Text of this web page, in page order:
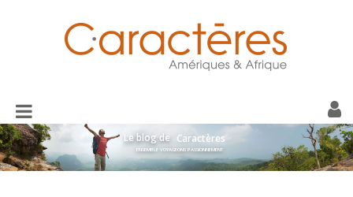
Toggle
navigation
Le blog de Caractères
ENSEMBLE VOYAGEONS PASSIONNEMENT